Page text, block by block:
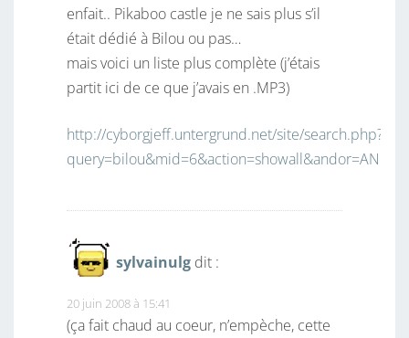
enfait.. Pikaboo castle je ne sais plus s’il
était dédié à Bilou ou pas…
mais voici un liste plus complète (j’étais
partit ici de ce que j’avais en .MP3)
http://cyborgjeff.untergrund.net/site/search.php?
query=bilou&mid=6&action=showall&andor=AND
sylvainulg dit :
20 juin 2008 à 15:41
(ça fait chaud au coeur, n’empèche, cette